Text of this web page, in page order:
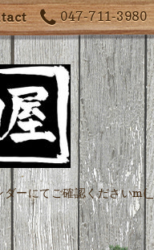
047-711-3980
ーにてご確認くださいm(_